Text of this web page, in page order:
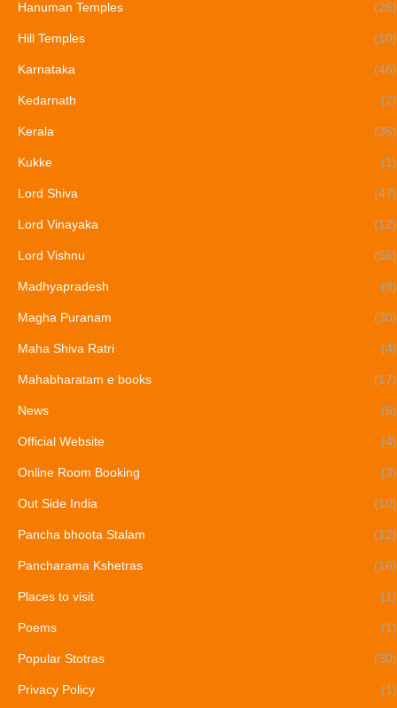
Hanuman Temples (26)
Hill Temples (10)
Karnataka (46)
Kedarnath (2)
Kerala (36)
Kukke (1)
Lord Shiva (47)
Lord Vinayaka (12)
Lord Vishnu (56)
Madhyapradesh (8)
Magha Puranam (30)
Maha Shiva Ratri (4)
Mahabharatam e books (17)
News (6)
Official Website (4)
Online Room Booking (3)
Out Side India (10)
Pancha bhoota Stalam (12)
Pancharama Kshetras (16)
Places to visit (1)
Poems (1)
Popular Stotras (30)
Privacy Policy (1)